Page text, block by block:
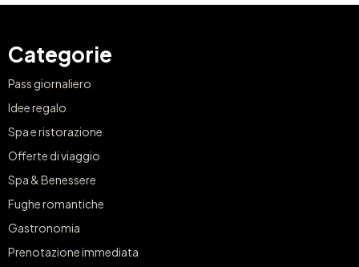
Categorie
Pass giornaliero
Idee regalo
Spa e ristorazione
Offerte di viaggio
Spa & Benessere
Fughe romantiche
Gastronomia
Prenotazione immediata